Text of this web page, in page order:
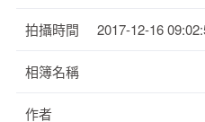
拍攝時間 2017-12-16
相簿名稱
作者